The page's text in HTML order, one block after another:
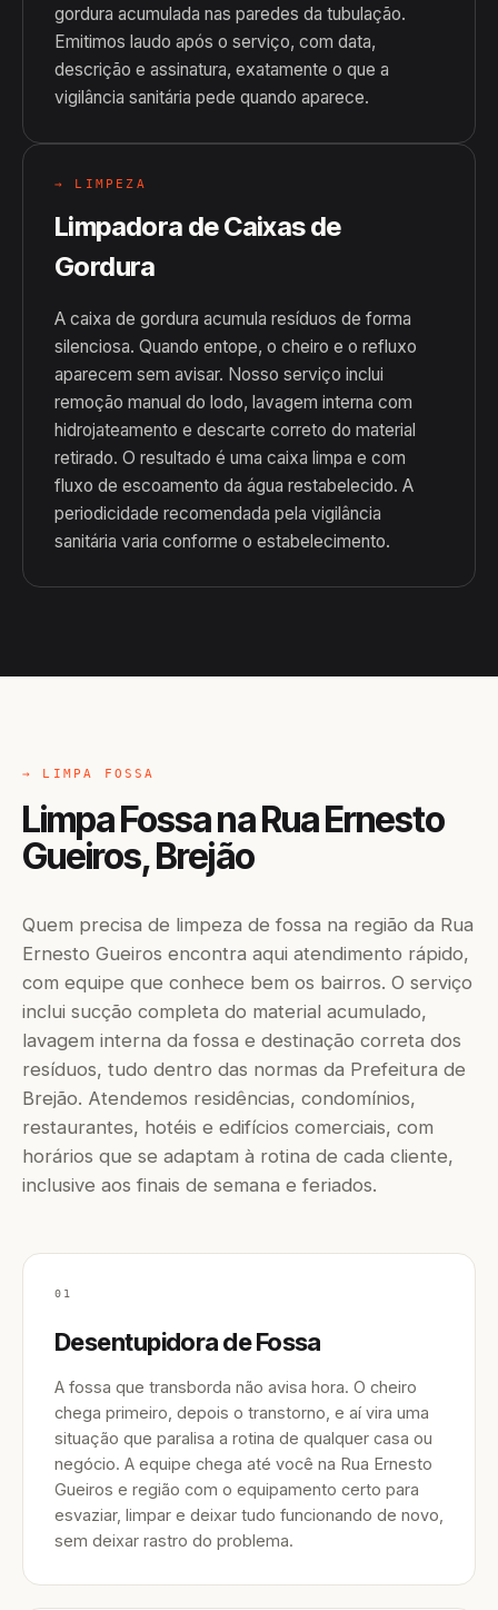
gordura acumulada nas paredes da tubulação.
Emitimos laudo após o serviço, com data,
descrição e assinatura, exatamente o que a
vigilância sanitária pede quando aparece.
→ LIMPEZA
Limpadora de Caixas de
Gordura
A caixa de gordura acumula resíduos de forma
silenciosa. Quando entope, o cheiro e o refluxo
aparecem sem avisar. Nosso serviço inclui
remoção manual do lodo, lavagem interna com
hidrojateamento e descarte correto do material
retirado. O resultado é uma caixa limpa e com
fluxo de escoamento da água restabelecido. A
periodicidade recomendada pela vigilância
sanitária varia conforme o estabelecimento.
→ LIMPA FOSSA
Limpa Fossa na Rua Ernesto
Gueiros, Brejão
Quem precisa de limpeza de fossa na região da Rua
Ernesto Gueiros encontra aqui atendimento rápido,
com equipe que conhece bem os bairros. O serviço
inclui sucção completa do material acumulado,
lavagem interna da fossa e destinação correta dos
resíduos, tudo dentro das normas da Prefeitura de
Brejão. Atendemos residências, condomínios,
restaurantes, hotéis e edifícios comerciais, com
horários que se adaptam à rotina de cada cliente,
inclusive aos finais de semana e feriados.
01
Desentupidora de Fossa
A fossa que transborda não avisa hora. O cheiro
chega primeiro, depois o transtorno, e aí vira uma
situação que paralisa a rotina de qualquer casa ou
negócio. A equipe chega até você na Rua Ernesto
Gueiros e região com o equipamento certo para
esvaziar, limpar e deixar tudo funcionando de novo,
sem deixar rastro do problema.